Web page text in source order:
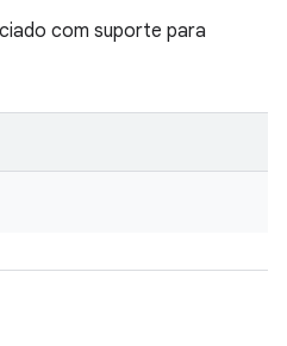
com suporte para